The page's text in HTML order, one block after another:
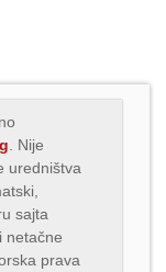
. Nije
uredništva
sajta
netačne
prava